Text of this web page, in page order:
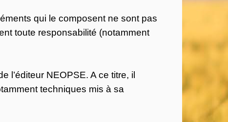
qui le composent ne sont pas
toute responsabilité (notamment
l’éditeur NEOPSE. A ce titre, il
techniques mis à sa